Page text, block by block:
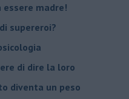
essere madre!
supereroi?
di dire la loro
diventa un peso